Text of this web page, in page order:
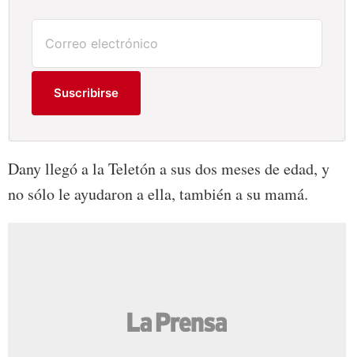
Suscribirse
Dany llegó a la Teletón a sus dos meses de edad, y
no sólo le ayudaron a ella, también a su mamá.